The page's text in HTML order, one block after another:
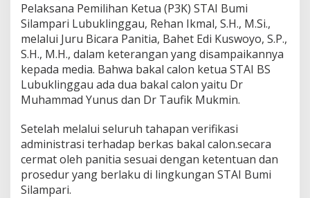
u
a
S
A
I
B
u
i
S
l
a
Pelaksana Pemilihan Ketua (P3K) STAI Bumi
Silampari Lubuklinggau, Rehan Ikmal, S.H., M.Si.,
melalui Juru Bicara Panitia, Bahet Edi Kuswoyo, S.P.,
S.H., M.H., dalam keterangan yang disampaikannya
kepada media. Bahwa bakal calon ketua STAI BS
Lubuklinggau ada dua bakal calon yaitu Dr
Muhammad Yunus dan Dr Taufik Mukmin.
Setelah melalui seluruh tahapan verifikasi
administrasi terhadap berkas bakal calon.secara
cermat oleh panitia sesuai dengan ketentuan dan
prosedur yang berlaku di lingkungan STAI Bumi
Silampari.